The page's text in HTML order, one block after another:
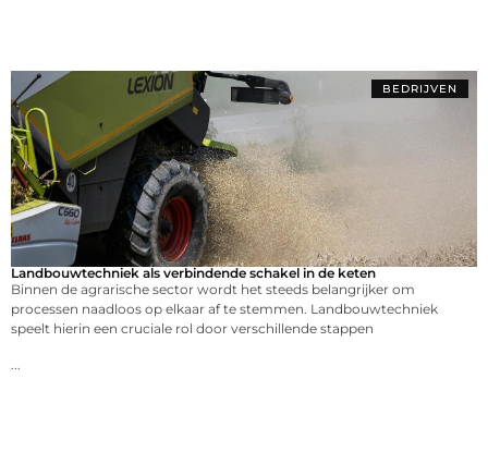
BEDRIJVEN
Landbouwtechniek als verbindende schakel in de keten
Binnen de agrarische sector wordt het steeds belangrijker om
processen naadloos op elkaar af te stemmen. Landbouwtechniek
speelt hierin een cruciale rol door verschillende stappen